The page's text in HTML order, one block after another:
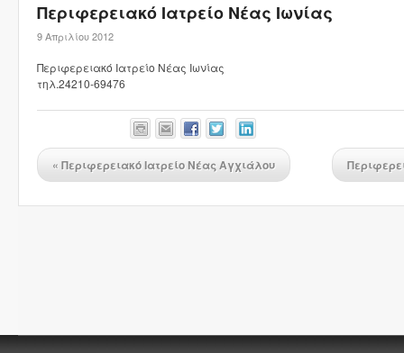
Περιφερειακό Ιατρείο Νέας Ιωνίας
9 Απριλίου 2012
Περιφερειακό Ιατρείο Νέας Ιωνίας
τηλ.24210-69476
« Περιφερειακό Ιατρείο Νέας Αγχιάλου